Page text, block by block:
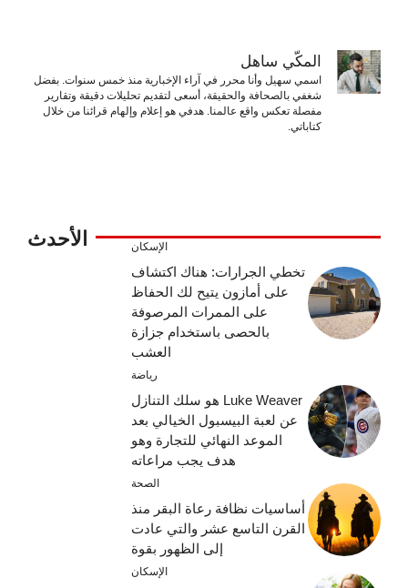
المكّي ساهل
اسمي سهيل وأنا محرر في آراء الإخبارية منذ خمس سنوات. بفضل
شغفي بالصحافة والحقيقة، أسعى لتقديم تحليلات دقيقة وتقارير
مفصلة تعكس واقع عالمنا. هدفي هو إعلام وإلهام قرائنا من خلال
كتاباتي.
الأحدث الإسكان
تخطي الجرارات: هناك اكتشاف
على أمازون يتيح لك الحفاظ
على الممرات المرصوفة
بالحصى باستخدام جزازة
العشب
رياضة
Luke Weaver هو سلك التنازل
عن لعبة البيسبول الخيالي بعد
الموعد النهائي للتجارة وهو
هدف يجب مراعاته
الصحة
أساسيات نظافة رعاة البقر منذ
القرن التاسع عشر والتي عادت
إلى الظهور بقوة
الإسكان